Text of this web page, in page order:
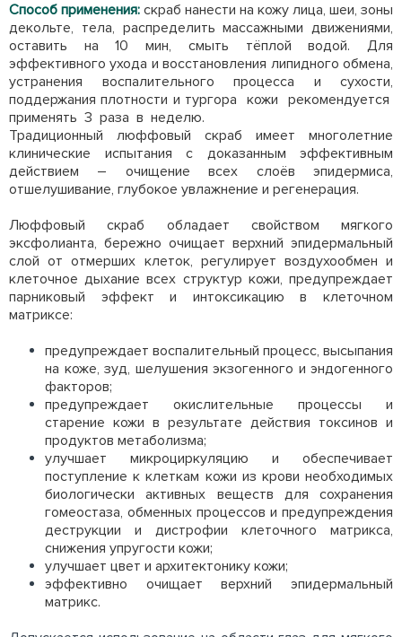
Способ применения: скраб нанести на кожу лица, шеи, зоны
декольте, тела, распределить массажными движениями,
оставить на 10 мин, смыть тёплой водой. Для
эффективного ухода и восстановления липидного обмена,
устранения воспалительного процесса и сухости,
поддержания плотности и тургора кожи рекомендуется
применять 3 раза в неделю.
Традиционный люффовый скраб имеет многолетние
клинические испытания с доказанным эффективным
действием – очищение всех слоёв эпидермиса,
отшелушивание, глубокое увлажнение и регенерация.
Люффовый скраб обладает свойством мягкого
эксфолианта, бережно очищает верхний эпидермальный
слой от отмерших клеток, регулирует воздухообмен и
клеточное дыхание всех структур кожи, предупреждает
парниковый эффект и интоксикацию в клеточном
матриксе:
предупреждает воспалительный процесс, высыпания
на коже, зуд, шелушения экзогенного и эндогенного
факторов;
предупреждает окислительные процессы и
старение кожи в результате действия токсинов и
продуктов метаболизма;
улучшает микроциркуляцию и обеспечивает
поступление к клеткам кожи из крови необходимых
биологически активных веществ для сохранения
гомеостаза, обменных процессов и предупреждения
деструкции и дистрофии клеточного матрикса,
снижения упругости кожи;
улучшает цвет и архитектонику кожи;
эффективно очищает верхний эпидермальный
матрикс.